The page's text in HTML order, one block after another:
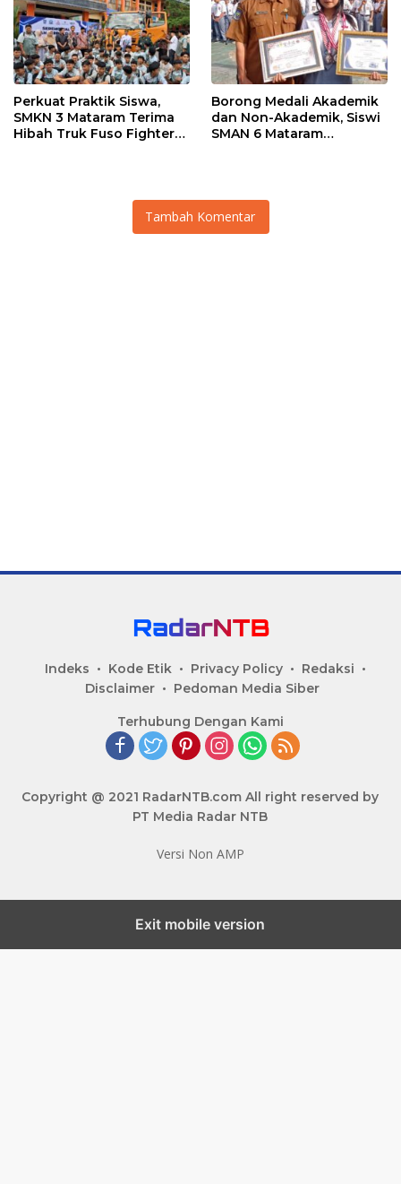
Perkuat Praktik Siswa,
SMKN 3 Mataram Terima
Hibah Truk Fuso Fighter
Borong Medali Akademik
dan Non-Akademik, Siswi
SMAN 6 Mataram
Tambah Komentar
Indeks Kode Etik Privacy Policy
Redaksi
Disclaimer
Pedoman Media Siber
Terhubung Dengan Kami
Copyright @ 2021 RadarNTB.com All right reserved by
PT Media Radar NTB
Versi Non AMP
Exit mobile version